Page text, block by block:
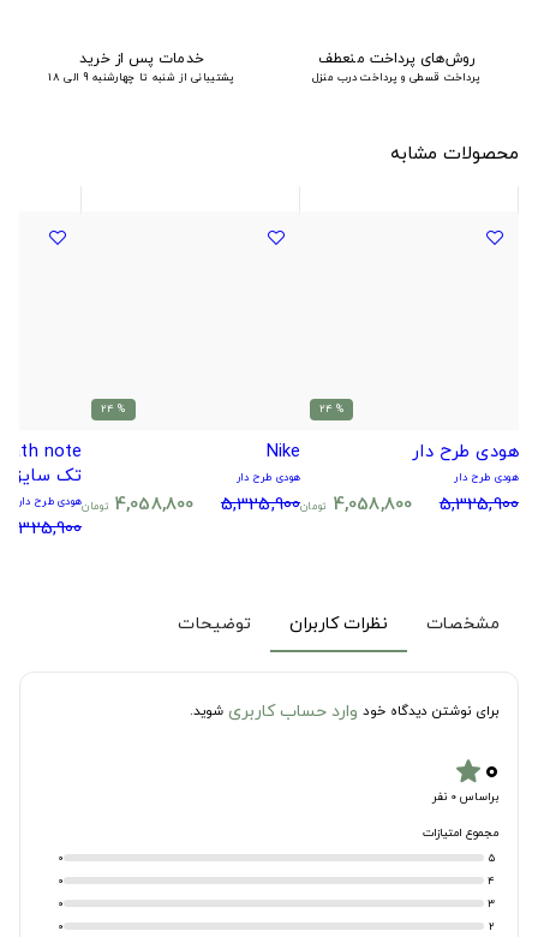
روش‌های پرداخت منعطف
پرداخت قسطی و پرداخت درب منزل
خدمات پس از خرید
پشتیبانی از شنبه تا چهارشنبه 9 الی 18
محصولات مشابه
% 24
هودی طرح دار
هودی طرح دار
5,325,900
4,058,800 تومان
% 24
Nike
هودی طرح دار
5,325,900
4,058,800 تومان
تک سایز
هودی طرح دار
5,325,900
مشخصات نظرات کاربران توضیحات
برای نوشتن دیدگاه خود وارد حساب کاربری شوید.
۰star
براساس 0 نفر
مجموع امتیازات
5
0
4
0
3
0
2
0